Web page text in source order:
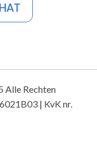
Alle Rechten
| KvK nr.